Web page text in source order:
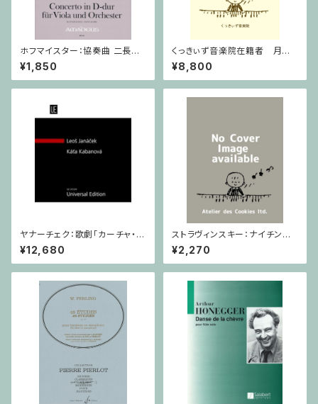
ホフマイスター：協奏曲 二長調
/ ヴィオラ・ピアノ
¥1,850
くっきぃず音楽院在籍者 月謝
支払用商品 ピアノ科 ３０分
¥8,800
ヤナーチェク：歌劇「カーチャ・カ
ヴァノヴァー」 / フルスコア
¥12,680
ストラヴィンスキー：ナイチンゲ
ールの歌・中国の行進曲 / ヴァ
イオリン・ピアノ
¥2,270